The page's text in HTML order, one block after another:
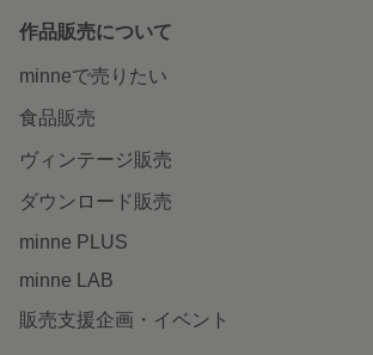
作品販売について
minneで売りたい
食品販売
ヴィンテージ販売
ダウンロード販売
minne PLUS
minne LAB
販売支援企画・イベント